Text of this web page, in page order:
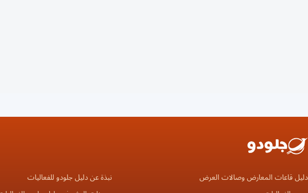
دليل قاعات المعارض وصالات العرض
نبذة عن دليل جلودو للفعاليات